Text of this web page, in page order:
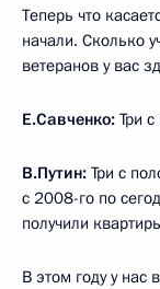
Теперь что
начали. Сколько
ветеранов у вас
Е.Савченко: Три
В.Путин: Три с
с 2008-го по
получили
В этом году у